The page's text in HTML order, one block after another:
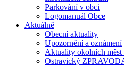
Parkování v obci
Logomanuál Obce
Aktuálně
Obecní aktuality
Upozornění a oznámení
Aktuality okolních měst
Ostravický